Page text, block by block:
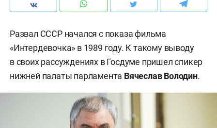
Развал СССР начался с показа фильма
«Интердевочка» в 1989 году. К такому выводу
в своих рассуждениях в Госдуме пришел спикер
нижней палаты парламента Вячеслав Володин.